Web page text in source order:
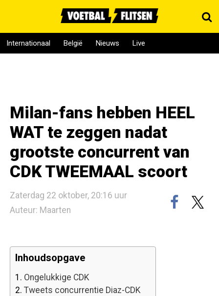
Internationaal België Nieuws Live
Milan-fans hebben HEEL
WAT te zeggen nadat
grootste concurrent van
CDK TWEEMAAL scoort
Zaterdag 22 oktober, 20:16 uur
Auteur: Maarten
Inhoudsopgave
1. Ongelukkige CDK
2. Tweets concurrentie Diaz-CDK